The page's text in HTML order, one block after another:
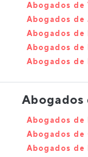
Abogados
Abogados
Abogados de
Abogados de
Abogados de
Abogados
Abogados
Abogados de